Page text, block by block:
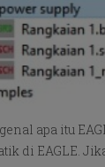
apa itu
di EAGLE.